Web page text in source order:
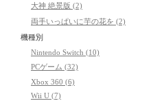
大神 絶景版 (2)
両手いっぱいに芋の花を (2)
機種別
Nintendo Switch (10)
PCゲーム (32)
Xbox 360 (6)
Wii U (7)